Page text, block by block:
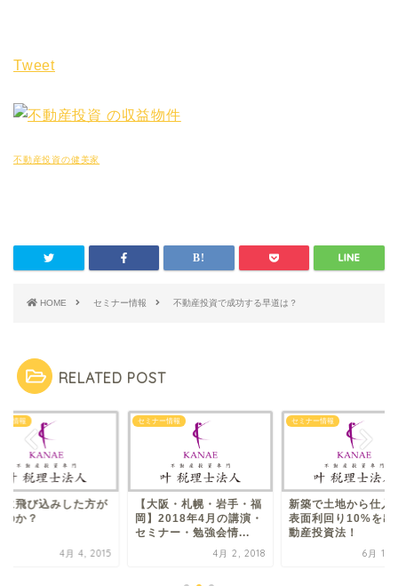
Tweet
不動産投資の健美家
HOME セミナー情報 不動産投資で成功する早道は？
RELATED POST
ー情報
に飛び込みした方が
のか？
4月 4, 2015
セミナー情報
【大阪・札幌・岩手・福
岡】2018年4月の講演・
セミナー・勉強会情...
4月 2, 2018
セミナー情報
新築で土​地から仕入
表面利​回り10%を出
動​産投資法！
6月 18,